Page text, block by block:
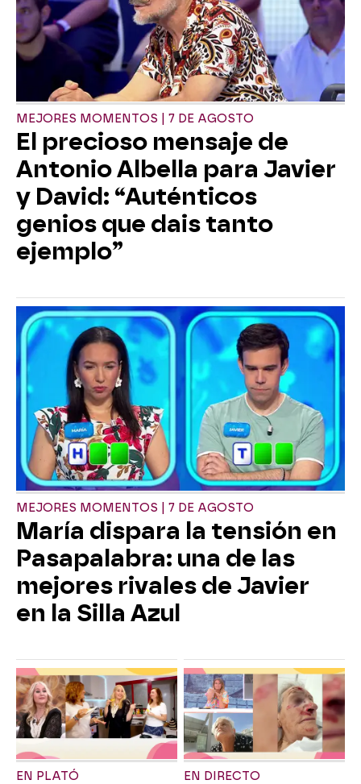
MEJORES MOMENTOS | 7 DE AGOSTO
El precioso mensaje de
Antonio Albella para Javier
y David: “Auténticos
genios que dais tanto
ejemplo”
MEJORES MOMENTOS | 7 DE AGOSTO
María dispara la tensión en
Pasapalabra: una de las
mejores rivales de Javier
en la Silla Azul
EN PLATÓ EN DIRECTO